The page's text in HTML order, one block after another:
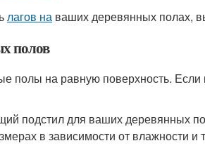
лагов на ваших деревянных полах,
полов
полы на равную поверхность.
подстил для ваших деревянных
в зависимости от влажности и